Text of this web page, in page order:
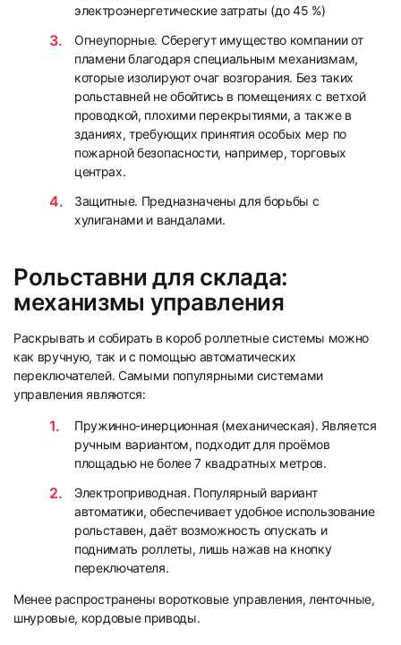
электроэнергетические затраты (до 45 %)
Огнеупорные. Сберегут имущество компании от
пламени благодаря специальным механизмам,
которые изолируют очаг возгорания. Без таких
рольставней не обойтись в помещениях с ветхой
проводкой, плохими перекрытиями, а также в
зданиях, требующих принятия особых мер по
пожарной безопасности, например, торговых
центрах.
Защитные. Предназначены для борьбы с
хулиганами и вандалами.
Рольставни для склада:
механизмы управления
Раскрывать и собирать в короб роллетные системы можно
как вручную, так и с помощью автоматических
переключателей. Самыми популярными системами
управления являются:
Пружинно-инерционная (механическая). Является
ручным вариантом, подходит для проёмов
площадью не более 7 квадратных метров.
Электроприводная. Популярный вариант
автоматики, обеспечивает удобное использование
рольставен, даёт возможность опускать и
поднимать роллеты, лишь нажав на кнопку
переключателя.
Менее распространены воротковые управления, ленточные,
шнуровые, кордовые приводы.